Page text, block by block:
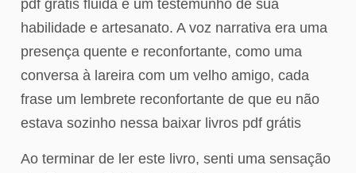
pdf grátis fluida é um testemunho de sua
habilidade e artesanato. A voz narrativa era uma
presença quente e reconfortante, como uma
conversa à lareira com um velho amigo, cada
frase um lembrete reconfortante de que eu não
estava sozinho nessa baixar livros pdf grátis
Ao terminar de ler este livro, senti uma sensação